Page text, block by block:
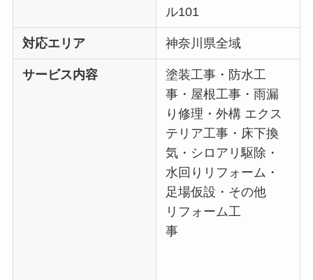
ル101
対応エリア 神奈川県全域
サービス内容
塗装工事・防水工
事・屋根工事・雨漏
り修理・外構 エクス
テリア工事・床下換
気・シロアリ駆除・
水回りリフォーム・
足場仮設・その他
リフォーム工
事